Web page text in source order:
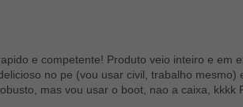
e competente! Produto veio inteiro e em
no pe (vou usar civil, trabalho
mas vou usar o boot, nao a caixa,